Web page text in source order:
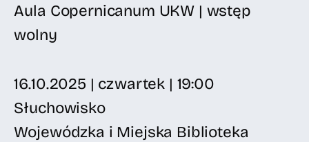
Aula Copernicanum UKW | wstęp
wolny
16.10.2025 | czwartek | 19:00
Słuchowisko
Wojewódzka i Miejska Biblioteka